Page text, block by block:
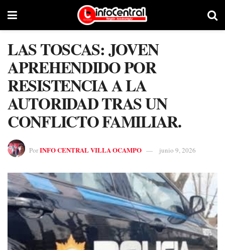
LAS TOSCAS: JOVEN
APREHENDIDO POR
RESISTENCIA A LA
AUTORIDAD TRAS UN
CONFLICTO FAMILIAR.
PorINFO CENTRAL VILLA OCAMPO junio 9, 2026